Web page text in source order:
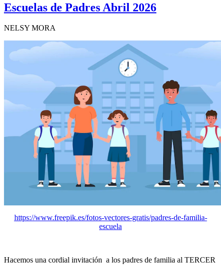
Escuelas de Padres Abril 2026
NELSY MORA
https://www.freepik.es/fotos-vectores-gratis/padres-de-familia-
escuela
Hacemos una cordial invitación a los padres de familia al TERCER